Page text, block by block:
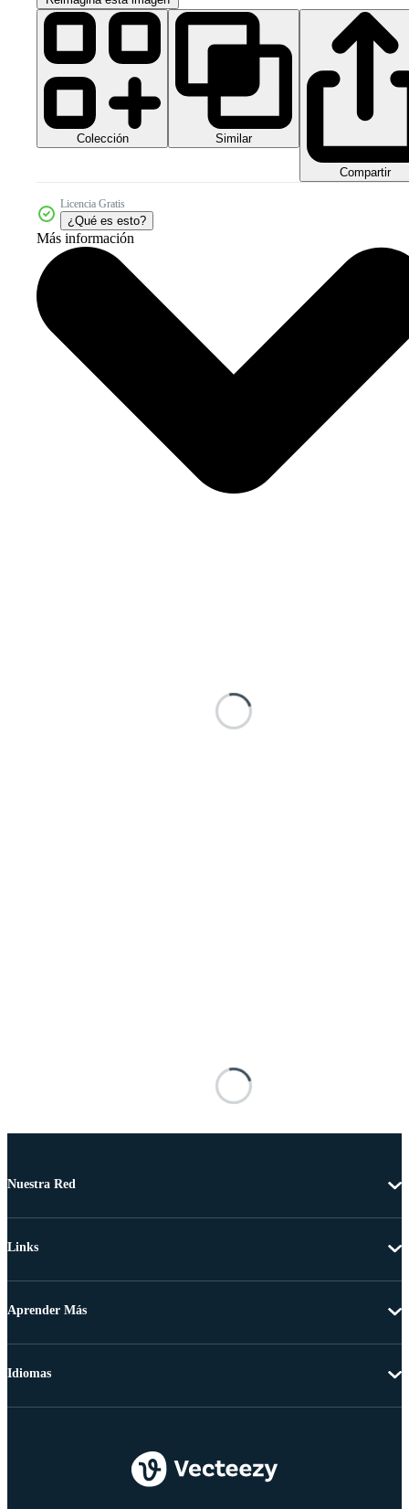
Colección Similar
Compartir
Licencia Gratis
¿Qué es esto?
Más información
Nuestra Red
Links
Aprender Más
Idiomas